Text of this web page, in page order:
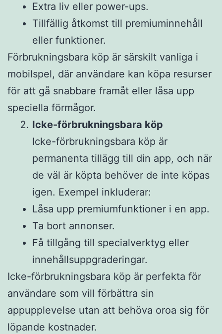
Extra liv eller power-ups.
Tillfällig åtkomst till premiuminnehåll
eller funktioner.
Förbrukningsbara köp är särskilt vanliga i
mobilspel, där användare kan köpa resurser
för att gå snabbare framåt eller låsa upp
speciella förmågor.
Icke-förbrukningsbara köp
Icke-förbrukningsbara köp är
permanenta tillägg till din app, och när
de väl är köpta behöver de inte köpas
igen. Exempel inkluderar:
Låsa upp premiumfunktioner i en app.
Ta bort annonser.
Få tillgång till specialverktyg eller
innehållsuppgraderingar.
Icke-förbrukningsbara köp är perfekta för
användare som vill förbättra sin
appupplevelse utan att behöva oroa sig för
löpande kostnader.